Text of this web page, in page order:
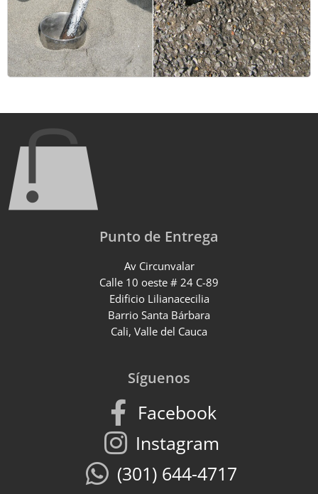
Punto de Entrega
Av Circunvalar
Calle 10 oeste # 24 C-89
Edificio Lilianacecilia
Barrio Santa Bárbara
Cali, Valle del Cauca
Síguenos
Facebook
Instagram
(301) 644-4717